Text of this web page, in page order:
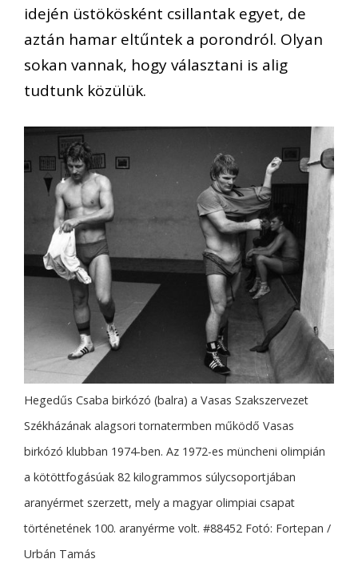
idején üstökösként csillantak egyet, de
aztán hamar eltűntek a porondról. Olyan
sokan vannak, hogy választani is alig
tudtunk közülük.
Hegedűs Csaba birkózó (balra) a Vasas Szakszervezet
Székházának alagsori tornatermben működő Vasas
birkózó klubban 1974-ben. Az 1972-es müncheni olimpián
a kötöttfogásúak 82 kilogrammos súlycsoportjában
aranyérmet szerzett, mely a magyar olimpiai csapat
történetének 100. aranyérme volt. #88452 Fotó: Fortepan /
Urbán Tamás